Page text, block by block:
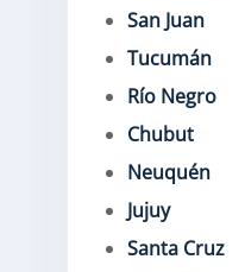
San Juan
Tucumán
Río Negro
Chubut
Neuquén
Jujuy
Santa Cruz